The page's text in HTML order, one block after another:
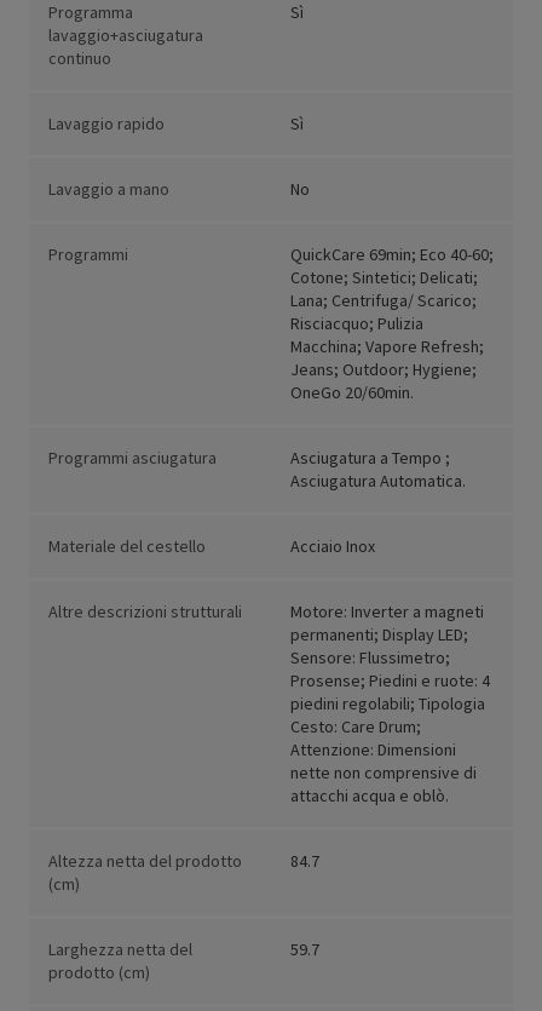
Programma
lavaggio+asciugatura
continuo
Sì
Lavaggio rapido Sì
Lavaggio a mano No
Programmi
QuickCare 69min; Eco 40-60;
Cotone; Sintetici; Delicati;
Lana; Centrifuga/ Scarico;
Risciacquo; Pulizia
Macchina; Vapore Refresh;
Jeans; Outdoor; Hygiene;
OneGo 20/60min.
Programmi asciugatura
Asciugatura a Tempo ;
Asciugatura Automatica.
Materiale del cestello Acciaio Inox
Altre descrizioni strutturali
Motore: Inverter a magneti
permanenti; Display LED;
Sensore: Flussimetro;
Prosense; Piedini e ruote: 4
piedini regolabili; Tipologia
Cesto: Care Drum;
Attenzione: Dimensioni
nette non comprensive di
attacchi acqua e oblò.
Altezza netta del prodotto
(cm)
84.7
Larghezza netta del
prodotto (cm)
59.7